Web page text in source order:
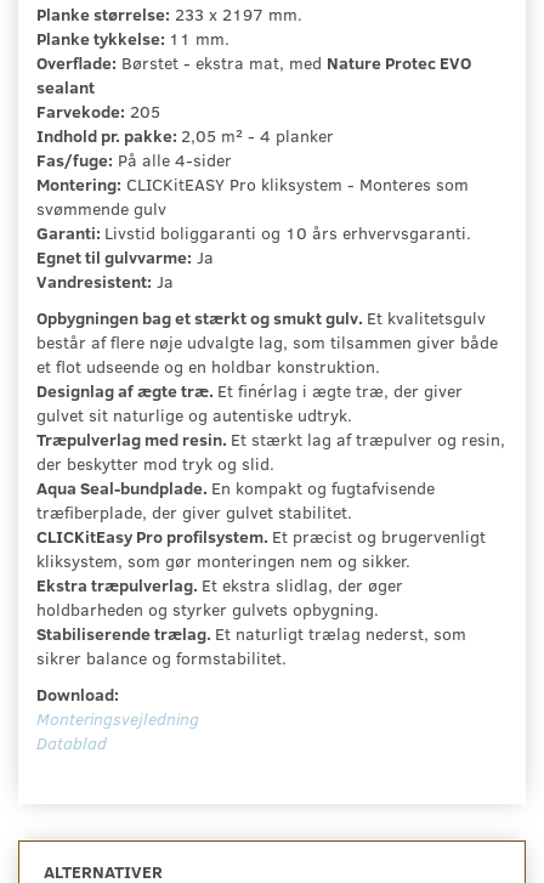
Planke størrelse: 233 x 2197 mm.
Planke tykkelse: 11 mm.
Overflade: Børstet - ekstra mat, med Nature Protec EVO
sealant
Farvekode: 205
Indhold pr. pakke: 2,05 m² - 4 planker
Fas/fuge: På alle 4-sider
Montering: CLICKitEASY Pro kliksystem - Monteres som
svømmende gulv
Garanti: Livstid boliggaranti og 10 års erhvervsgaranti.
Egnet til gulvvarme: Ja
Vandresistent: Ja
Opbygningen bag et stærkt og smukt gulv. Et kvalitetsgulv
består af flere nøje udvalgte lag, som tilsammen giver både
et flot udseende og en holdbar konstruktion.
Designlag af ægte træ. Et finérlag i ægte træ, der giver
gulvet sit naturlige og autentiske udtryk.
Træpulverlag med resin. Et stærkt lag af træpulver og resin,
der beskytter mod tryk og slid.
Aqua Seal-bundplade. En kompakt og fugtafvisende
træfiberplade, der giver gulvet stabilitet.
CLICKitEasy Pro profilsystem. Et præcist og brugervenligt
kliksystem, som gør monteringen nem og sikker.
Ekstra træpulverlag. Et ekstra slidlag, der øger
holdbarheden og styrker gulvets opbygning.
Stabiliserende trælag. Et naturligt trælag nederst, som
sikrer balance og formstabilitet.
Download:
Monteringsvejledning
Datablad
ALTERNATIVER